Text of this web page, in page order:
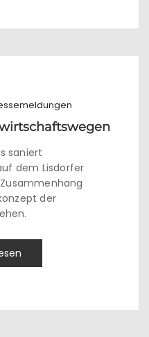
saniert
dem Lisdorfer
der